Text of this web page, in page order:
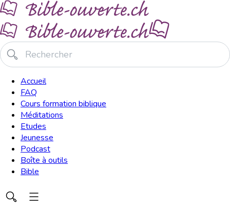
Accueil
FAQ
Cours formation biblique
Méditations
Etudes
Jeunesse
Podcast
Boîte à outils
Bible